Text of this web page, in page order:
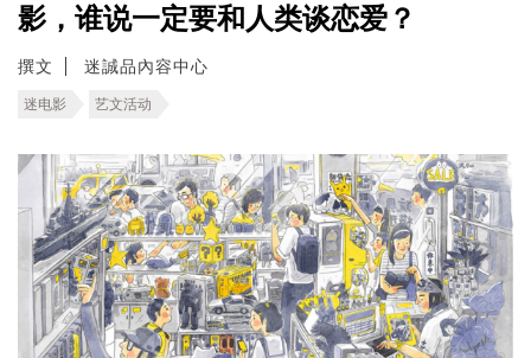
影，谁说一定要和人类谈恋爱？
撰文 迷誠品內容中心
迷电影 艺文活动